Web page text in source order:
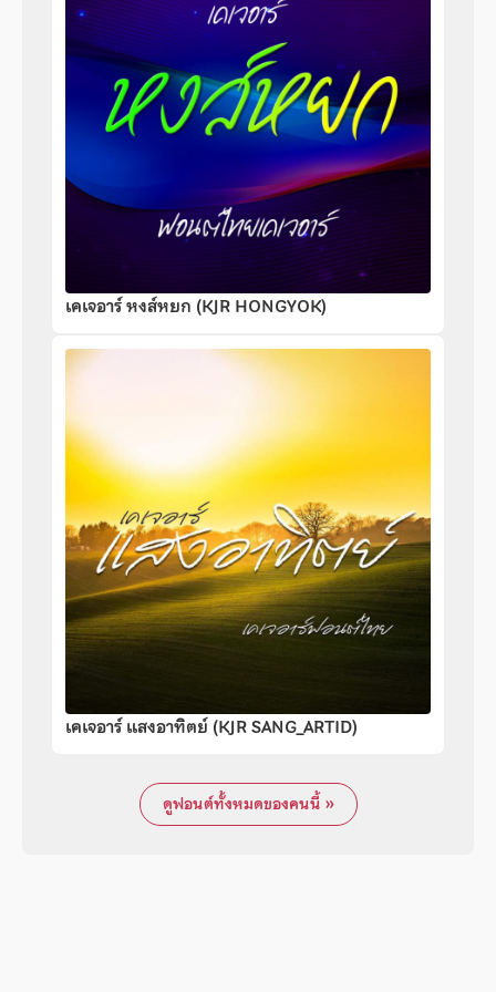
เคเจอาร์ หงส์หยก (KJR HONGYOK)
เคเจอาร์ แสงอาทิตย์ (KJR SANG_ARTID)
ดูฟอนต์ทั้งหมดของคนนี้ »